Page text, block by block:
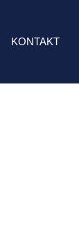
KONTAKT